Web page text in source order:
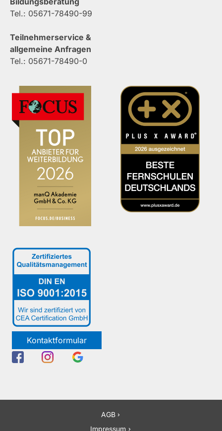
Tel.: 05671-78490-99
Teilnehmerservice &
allgemeine Anfragen
Tel.: 05671-78490-0
Kontaktformular
AGB
Impressum